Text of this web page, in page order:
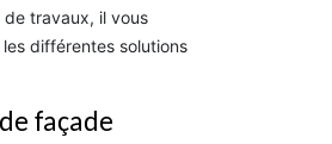
travaux, il vous
différentes solutions
façade